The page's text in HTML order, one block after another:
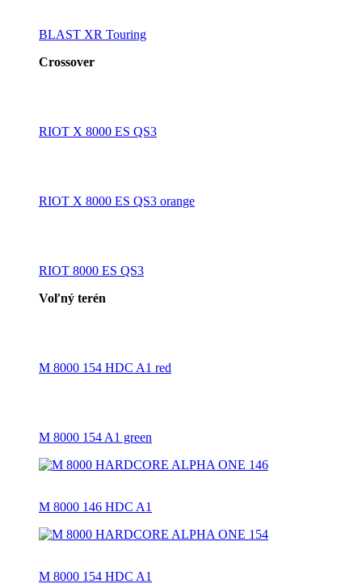
BLAST XR Touring
Crossover
RIOT X 8000 ES QS3
RIOT X 8000 ES QS3 orange
RIOT 8000 ES QS3
Voľný terén
M 8000 154 HDC A1 red
M 8000 154 A1 green
M 8000 146 HDC A1
M 8000 154 HDC A1